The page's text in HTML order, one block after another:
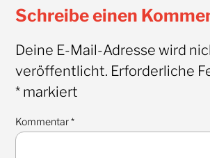
Schreibe einen
Deine E-Mail-Adresse wird
veröffentlicht. Erforderliche
*markiert
Kommentar*